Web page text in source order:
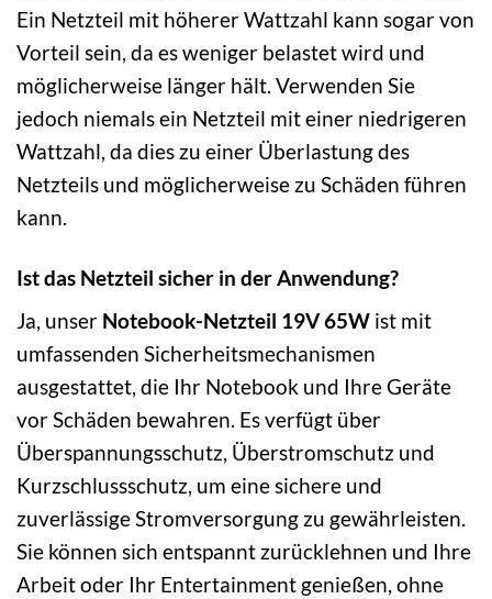
Ein Netzteil mit höherer Wattzahl kann sogar von
Vorteil sein, da es weniger belastet wird und
möglicherweise länger hält. Verwenden Sie
jedoch niemals ein Netzteil mit einer niedrigeren
Wattzahl, da dies zu einer Überlastung des
Netzteils und möglicherweise zu Schäden führen
kann.
Ist das Netzteil sicher in der Anwendung?
Ja, unser Notebook-Netzteil 19V 65W ist mit
umfassenden Sicherheitsmechanismen
ausgestattet, die Ihr Notebook und Ihre Geräte
vor Schäden bewahren. Es verfügt über
Überspannungsschutz, Überstromschutz und
Kurzschlussschutz, um eine sichere und
zuverlässige Stromversorgung zu gewährleisten.
Sie können sich entspannt zurücklehnen und Ihre
Arbeit oder Ihr Entertainment genießen, ohne